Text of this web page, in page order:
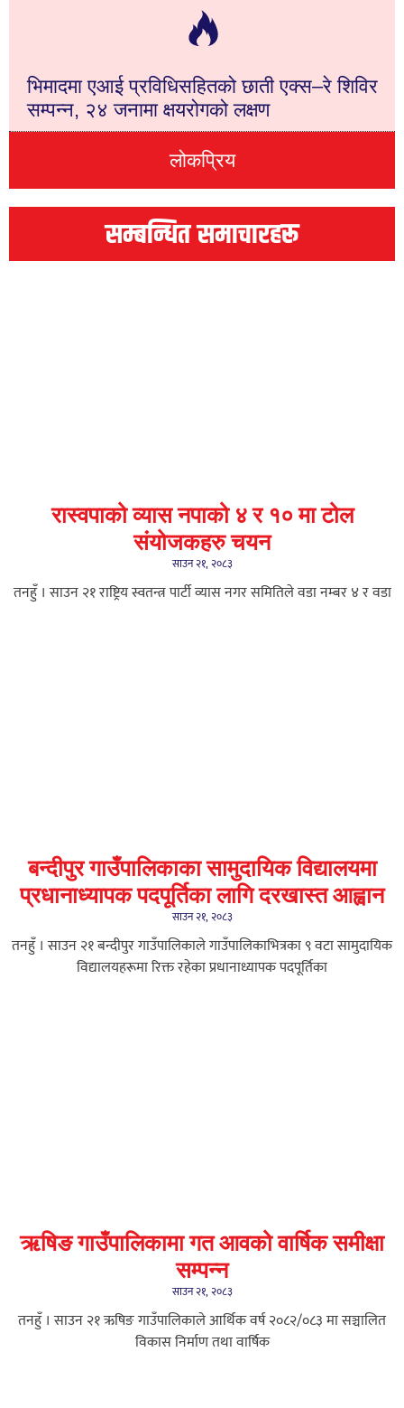
लोकप्रिय
भिमादमा एआई प्रविधिसहितको छाती एक्स–रे शिविर
सम्पन्न, २४ जनामा क्षयरोगको लक्षण
सम्बन्धित समाचारहरू
रास्वपाको व्यास नपाको ४ र १० मा टोल
संयोजकहरु चयन
साउन २१, २०८३
तनहुँ । साउन २१ राष्ट्रिय स्वतन्त्र पार्टी व्यास नगर समितिले वडा नम्बर ४ र वडा
बन्दीपुर गाउँपालिकाका सामुदायिक विद्यालयमा
प्रधानाध्यापक पदपूर्तिका लागि दरखास्त आह्वान
साउन २१, २०८३
तनहुँ । साउन २१ बन्दीपुर गाउँपालिकाले गाउँपालिकाभित्रका ९ वटा सामुदायिक
विद्यालयहरूमा रिक्त रहेका प्रधानाध्यापक पदपूर्तिका
ऋषिङ गाउँपालिकामा गत आवको वार्षिक समीक्षा
सम्पन्न
साउन २१, २०८३
तनहुँ । साउन २१ ऋषिङ गाउँपालिकाले आर्थिक वर्ष २०८२/०८३ मा सञ्चालित
विकास निर्माण तथा वार्षिक